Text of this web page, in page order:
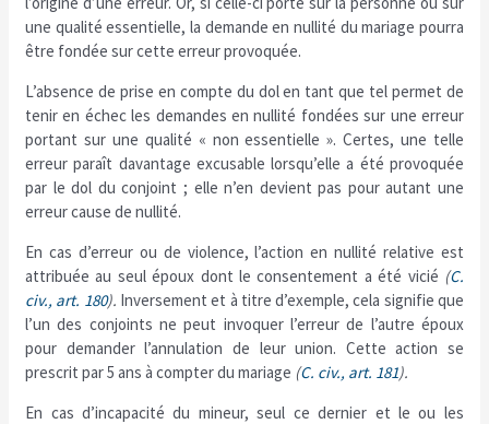
une qualité essentielle, la demande en nullité du mariage pourra
être fondée sur cette erreur provoquée.
L’absence de prise en compte du dol en tant que tel permet de
tenir en échec les demandes en nullité fondées sur une erreur
portant sur une qualité « non essentielle ». Certes, une telle
erreur paraît davantage excusable lorsqu’elle a été provoquée
par le dol du conjoint ; elle n’en devient pas pour autant une
erreur cause de nullité.
En cas d’erreur ou de violence, l’action en nullité relative est
attribuée au seul époux dont le consentement a été vicié (C.
civ., art. 180). Inversement et à titre d’exemple, cela signifie que
l’un des conjoints ne peut invoquer l’erreur de l’autre époux
pour demander l’annulation de leur union. Cette action se
prescrit par 5 ans à compter du mariage (C. civ., art. 181).
En cas d’incapacité du mineur, seul ce dernier et le ou les